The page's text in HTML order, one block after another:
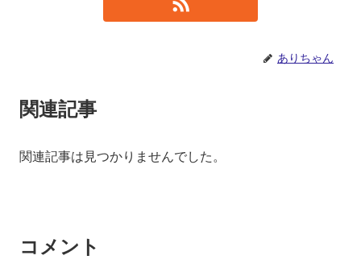
ありちゃん
関連記事
関連記事は見つかりませんでした。
コメント